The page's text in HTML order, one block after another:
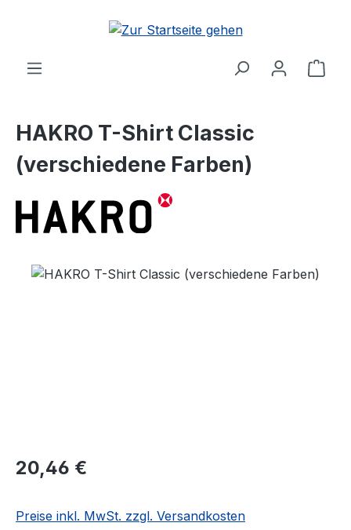
Zum Hauptinhalt springen
HAKRO T-Shirt Classic
(verschiedene Farben)
Bildergalerie überspringen
Regulärer Preis:
20,46 €
Preise inkl. MwSt. zzgl. Versandkosten